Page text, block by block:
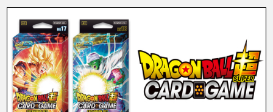
INFOS
LANGUAGE
JP
EN FR DE ES